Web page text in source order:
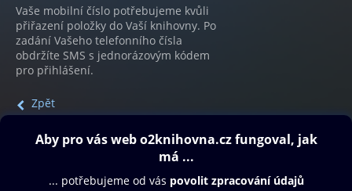
Vaše mobilní číslo potřebujeme kvůli
přiřazení položky do Vaší knihovny. Po
zadání Vašeho telefonního čísla
obdržíte SMS s jednorázovým kódem
pro přihlášení.
Zpět
Obsah ke stažení